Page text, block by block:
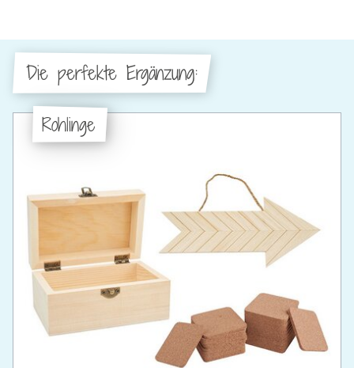
Die perfekte Ergänzung:
Rohlinge